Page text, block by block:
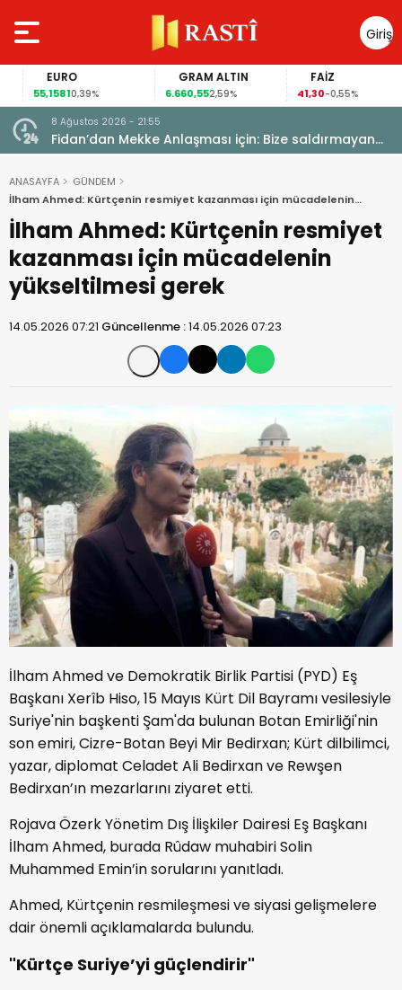
Giriş
Yap
EURO
55,15810,39%
GRAM ALTIN
6.660,552,59%
FAİZ
41,30-0,55%
8 Ağustos 2026 - 21:55
Fidan’dan Mekke Anlaşması için: Bize saldırmayan
hiçbir ülke hedefimizde değil
ANASAYFA
GÜNDEM
İlham Ahmed: Kürtçenin resmiyet kazanması için mücadelenin
yükseltilmesi gerek
İlham Ahmed: Kürtçenin resmiyet
kazanması için mücadelenin
yükseltilmesi gerek
14.05.2026 07:21 Güncellenme :14.05.2026 07:23
İlham Ahmed ve Demokratik Birlik Partisi (PYD) Eş
Başkanı Xerîb Hiso, 15 Mayıs Kürt Dil Bayramı vesilesiyle
Suriye'nin başkenti Şam'da bulunan Botan Emirliği'nin
son emiri, Cizre-Botan Beyi Mir Bedirxan; Kürt dilbilimci,
yazar, diplomat Celadet Ali Bedirxan ve Rewşen
Bedirxan’ın mezarlarını ziyaret etti.
Rojava Özerk Yönetim Dış İlişkiler Dairesi Eş Başkanı
İlham Ahmed, burada Rûdaw muhabiri Solin
Muhammed Emin’in sorularını yanıtladı.
Ahmed, Kürtçenin resmileşmesi ve siyasi gelişmelere
dair önemli açıklamalarda bulundu.
"Kürtçe Suriye’yi güçlendirir"